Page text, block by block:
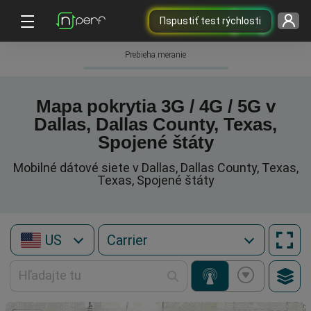
Пspustiť test rýchlosti
Prebieha meranie
Mapa pokrytia 3G / 4G / 5G v
Dallas, Dallas County, Texas,
Spojené štáty
Mobilné dátové siete v Dallas, Dallas County, Texas,
Texas, Spojené štáty
US